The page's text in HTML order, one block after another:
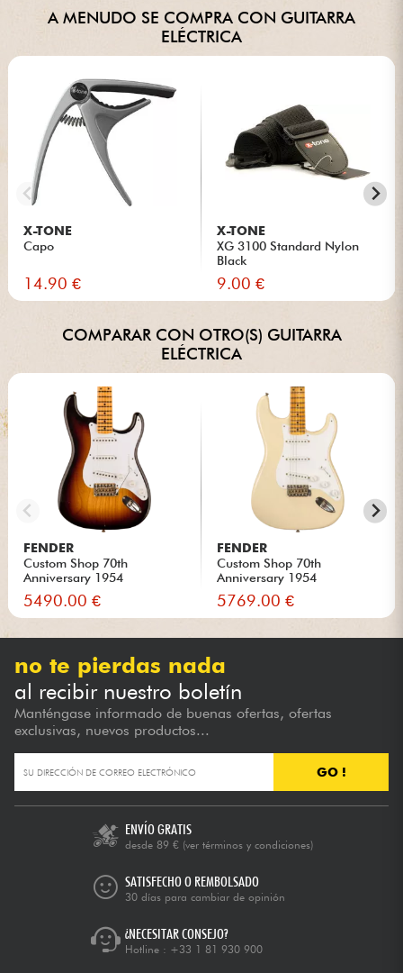
A MENUDO SE COMPRA CON GUITARRA
ELÉCTRICA
X-TONE
Capo
14.90 €
X-TONE
XG 3100 Standard Nylon
Black
9.00 €
COMPARAR CON OTRO(S) GUITARRA
ELÉCTRICA
FENDER
Custom Shop 70th
Anniversary 1954
Stratocaster Ltd...
5490.00 €
FENDER
Custom Shop 70th
Anniversary 1954
Stratocaster #XN...
5769.00 €
no te pierdas nada
al recibir nuestro boletín
Manténgase informado de buenas ofertas, ofertas
exclusivas, nuevos productos...
GO !
ENVÍO GRATIS
desde 89 € (ver términos y condiciones)
SATISFECHO O REMBOLSADO
30 días para cambiar de opinión
¿NECESITAR CONSEJO?
Hotline : +33 1 81 930 900